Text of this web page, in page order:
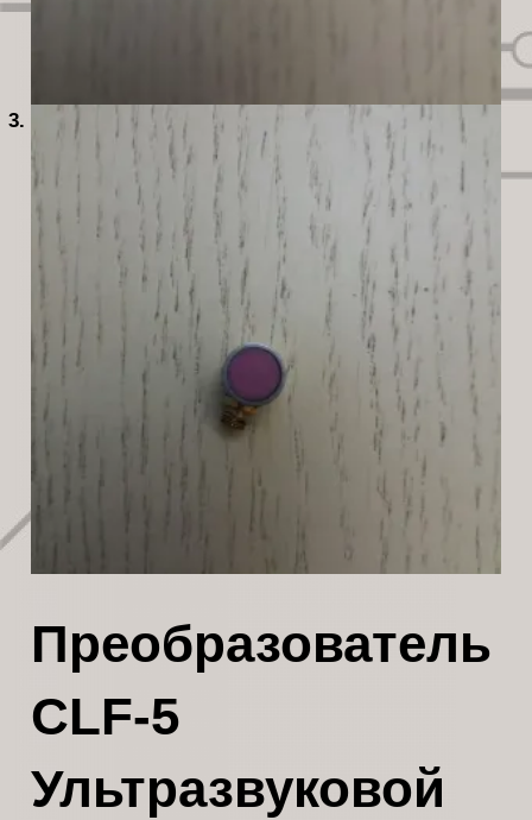
Преобразователь
CLF-5
Ультразвуковой